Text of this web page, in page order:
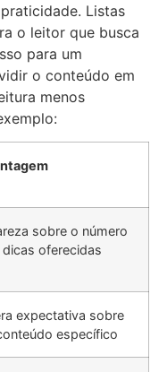
Listas
o leitor que busca
para um
o conteúdo em
menos
sobre o número
dicas oferecidas
expectativa sobre
específico